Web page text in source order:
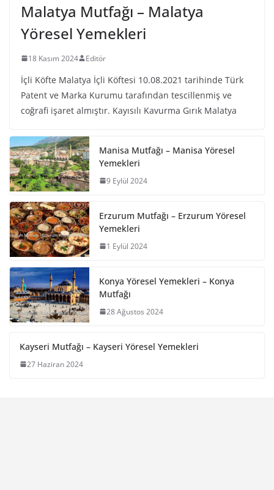
Malatya Mutfağı – Malatya
Yöresel Yemekleri
18 Kasım 2024 Editör
İçli Köfte Malatya İçli Köftesi 10.08.2021 tarihinde Türk
Patent ve Marka Kurumu tarafından tescillenmiş ve
coğrafi işaret almıştır. Kayısılı Kavurma Gırık Malatya
Manisa Mutfağı – Manisa Yöresel
Yemekleri
9 Eylül 2024
Erzurum Mutfağı – Erzurum Yöresel
Yemekleri
1 Eylül 2024
Konya Yöresel Yemekleri – Konya
Mutfağı
28 Ağustos 2024
Kayseri Mutfağı – Kayseri Yöresel Yemekleri
27 Haziran 2024